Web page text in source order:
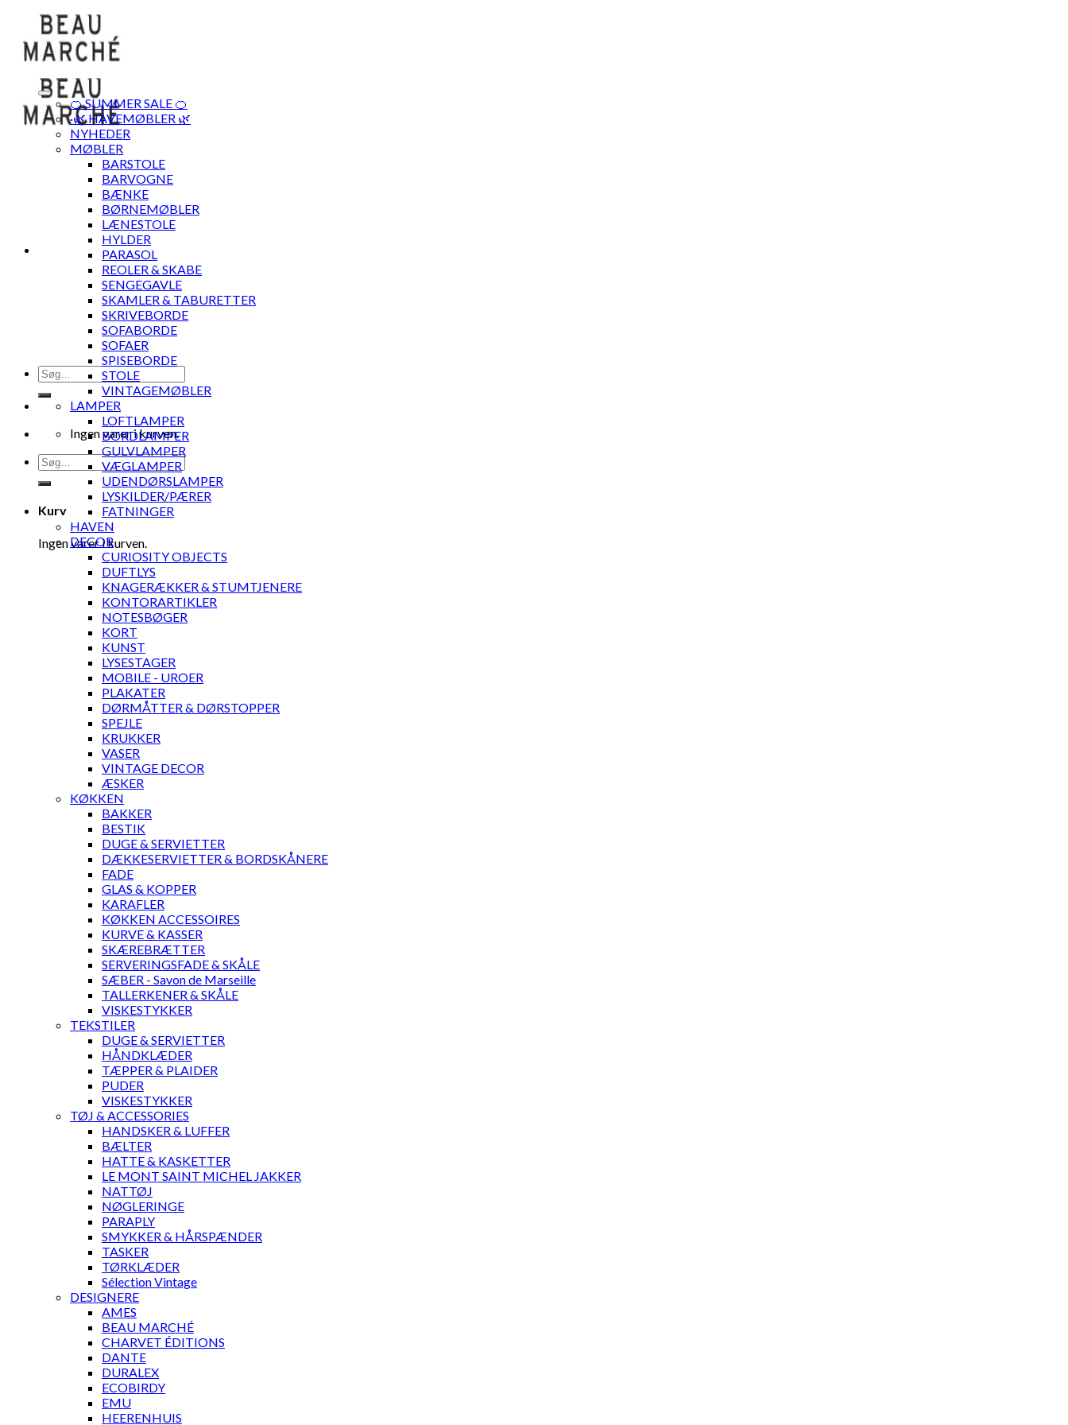
content
Søg
efter:
Ingen varer i kurven.
Søg
efter:
Kurv
Ingen varer i kurven.
🍊 SUMMER SALE 🍊
·🌿 HAVEMØBLER 🌿
NYHEDER
MØBLER
BARSTOLE
BARVOGNE
BÆNKE
BØRNEMØBLER
LÆNESTOLE
HYLDER
PARASOL
REOLER & SKABE
SENGEGAVLE
SKAMLER & TABURETTER
SKRIVEBORDE
SOFABORDE
SOFAER
SPISEBORDE
STOLE
VINTAGEMØBLER
LAMPER
LOFTLAMPER
BORDLAMPER
GULVLAMPER
VÆGLAMPER
UDENDØRSLAMPER
LYSKILDER/PÆRER
FATNINGER
HAVEN
DECOR
CURIOSITY OBJECTS
DUFTLYS
KNAGERÆKKER & STUMTJENERE
KONTORARTIKLER
NOTESBØGER
KORT
KUNST
LYSESTAGER
MOBILE - UROER
PLAKATER
DØRMÅTTER & DØRSTOPPER
SPEJLE
KRUKKER
VASER
VINTAGE DECOR
ÆSKER
KØKKEN
BAKKER
BESTIK
DUGE & SERVIETTER
DÆKKESERVIETTER & BORDSKÅNERE
FADE
GLAS & KOPPER
KARAFLER
KØKKEN ACCESSOIRES
KURVE & KASSER
SKÆREBRÆTTER
SERVERINGSFADE & SKÅLE
SÆBER - Savon de Marseille
TALLERKENER & SKÅLE
VISKESTYKKER
TEKSTILER
DUGE & SERVIETTER
HÅNDKLÆDER
TÆPPER & PLAIDER
PUDER
VISKESTYKKER
TØJ & ACCESSORIES
HANDSKER & LUFFER
BÆLTER
HATTE & KASKETTER
LE MONT SAINT MICHEL JAKKER
NATTØJ
NØGLERINGE
PARAPLY
SMYKKER & HÅRSPÆNDER
TASKER
TØRKLÆDER
Sélection Vintage
DESIGNERE
AMES
BEAU MARCHÉ
CHARVET ÉDITIONS
DANTE
DURALEX
ECOBIRDY
EMU
HEERENHUIS